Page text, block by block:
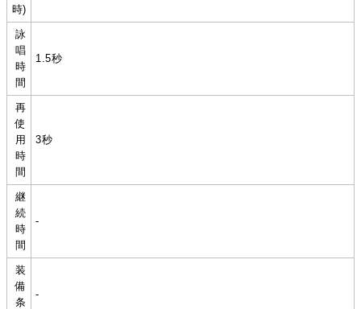
時)
詠
唱
時
間
1.5秒
再
使
用
時
間
3秒
継
続
時
間
-
装
備
条
-